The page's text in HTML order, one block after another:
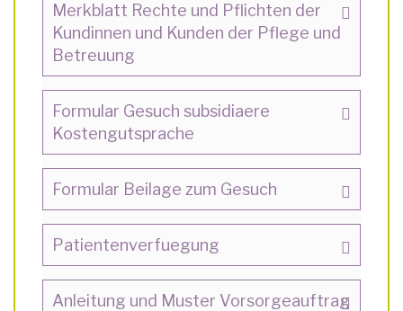
Merkblatt Rechte und Pflichten der
Kundinnen und Kunden der Pflege und
Betreuung
Formular Gesuch subsidiaere
Kostengutsprache
Formular Beilage zum Gesuch
Patientenverfuegung
Anleitung und Muster Vorsorgeauftrag